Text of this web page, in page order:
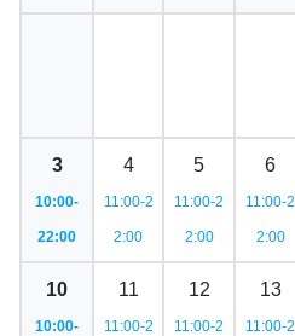
3
10:00-
22:00
4
11:00-2
2:00
5
11:00-2
2:00
6
11:00-2
2:00
10
10:00-
11
11:00-2
12
11:00-2
13
11:00-2